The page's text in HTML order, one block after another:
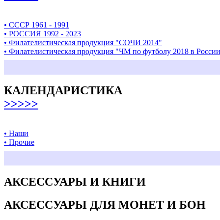
• СССР 1961 - 1991
• РОССИЯ 1992 - 2023
• Филателистическая продукция "СОЧИ 2014"
• Филателистическая продукция "ЧМ по футболу 2018 в
КАЛЕНДАРИСТИКА
>>>>>
• Наши
• Прочие
АКСЕССУАРЫ И КНИГИ
АКСЕССУАРЫ ДЛЯ МОНЕТ И БОН